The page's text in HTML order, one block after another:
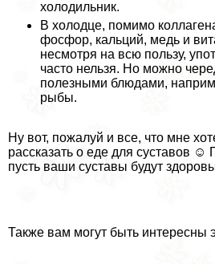
холодильник.
В холодце, помимо
фосфор, кальций, медь и
несмотря на всю пользу,
часто нельзя. Но можно
полезными блюдами,
рыбы.
Ну вот, пожалуй и все, что мне
рассказать о еде для суставов ☺
пусть ваши суставы будут
Также вам могут быть интересны